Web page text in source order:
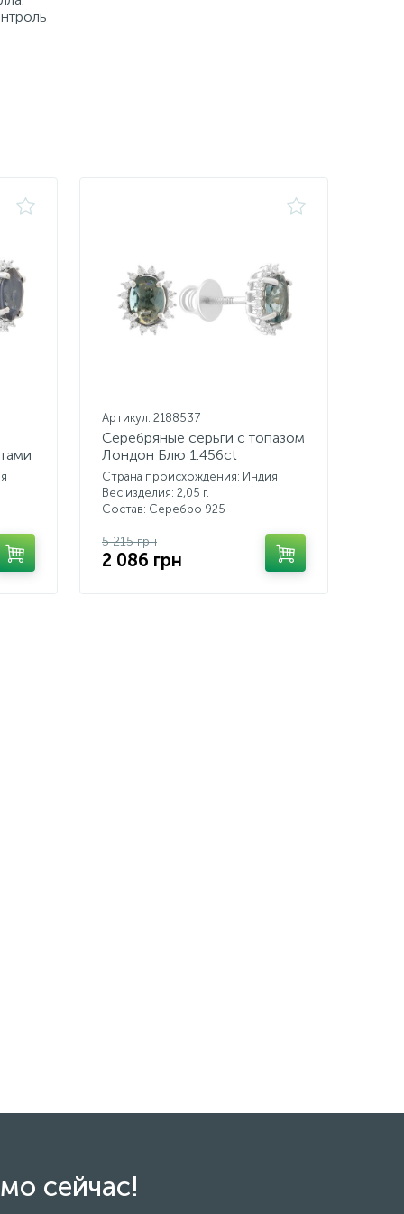
Артикул: 2188537
Серебряные серьги с топазом
Лондон Блю 1.456ct
Страна происхождения: Индия
Вес изделия: 2,05 г.
Состав: Серебро 925
5 215 грн
2 086 грн
сейчас!